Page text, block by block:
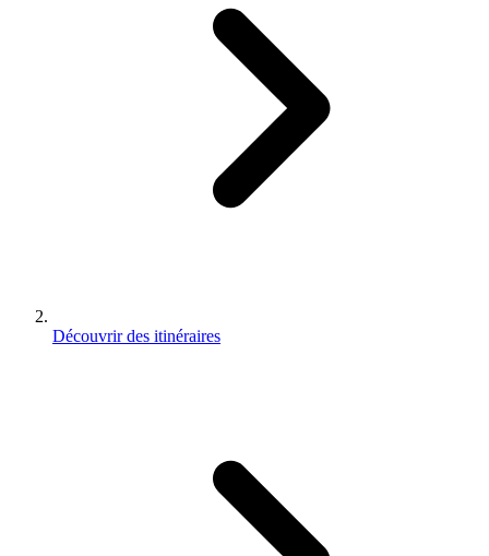
Découvrir des itinéraires